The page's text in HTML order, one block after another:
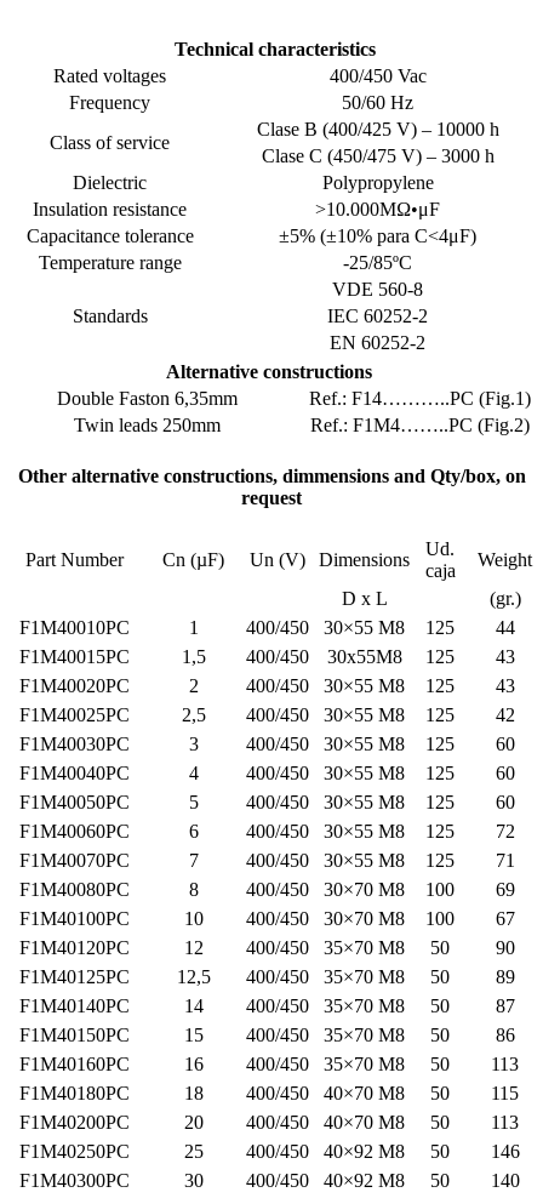
Technical
Rated voltages
Clase B (400/
Class of service
Clase C
Insulation resistance
±5%
Capacitance tolerance
Temperature range
Alternative constructions
Ref.:
Double Faston 6,35mm
Ref.:
Twin leads 250mm
Other alternative constructions,
Un (V)
Cn (µF)
Part Number
D
400/450
1
F1M40010PC
400/450
1,5
F1M40015PC
400/450
2
F1M40020PC
400/450
2,5
F1M40025PC
400/450
3
F1M40030PC
400/450
4
F1M40040PC
400/450
5
F1M40050PC
400/450
6
F1M40060PC
400/450
7
F1M40070PC
400/450
8
F1M40080PC
400/450
10
F1M40100PC
400/450
12
F1M40120PC
400/450
12,5
F1M40125PC
400/450
14
F1M40140PC
400/450
15
F1M40150PC
400/450
16
F1M40160PC
400/450
18
F1M40180PC
400/450
20
F1M40200PC
400/450
25
F1M40250PC
400/450
30
F1M40300PC